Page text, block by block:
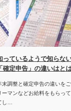
っているようで知らな
「確定申告」の違いはと
末調整と確定申告の違いを
ーマンなどお給料をもらっ
し…